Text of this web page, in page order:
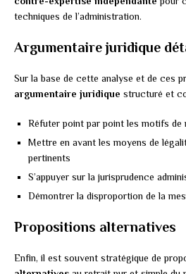
techniques de l’administration.
Argumentaire juridique
Sur la base de cette analyse et de ces
argumentaire juridique structuré et
Réfuter point par point les motifs de
Mettre en avant les moyens de
pertinents
S’appuyer sur la jurisprudence
Démontrer la disproportion de la
Propositions alternatives
Enfin, il est souvent stratégique de